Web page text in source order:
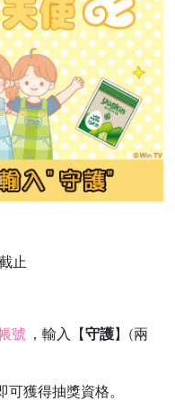
止
號 ，輸入【守護】(兩
可獲得抽獎資格。